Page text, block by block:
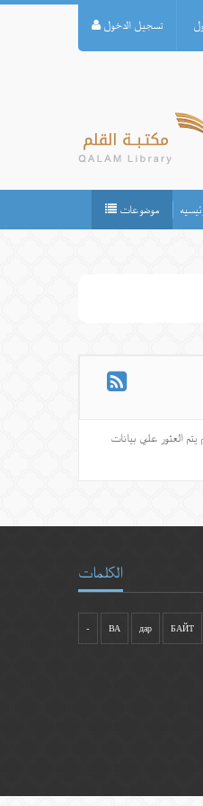
تسجيل الدخول
موضوعات
يتم العثور علي بيانات
الكلمات
- ВА дар БАЙТ